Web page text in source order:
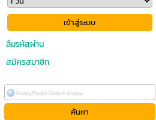
ลืมรหัสผ่าน
สมัครสมาชิก